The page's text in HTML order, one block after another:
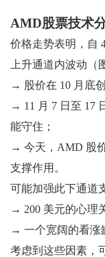
AMD股票技术
价格走势表明，自
上升通道内波动（
→ 股价在 10 月底
→ 11 月 7 日至 17
能守住；
→ 今天，AMD 股
支撑作用。
可能加强此下通道
→ 200 美元的心理
→ 一个宽阔的看涨
考虑到这些因素，